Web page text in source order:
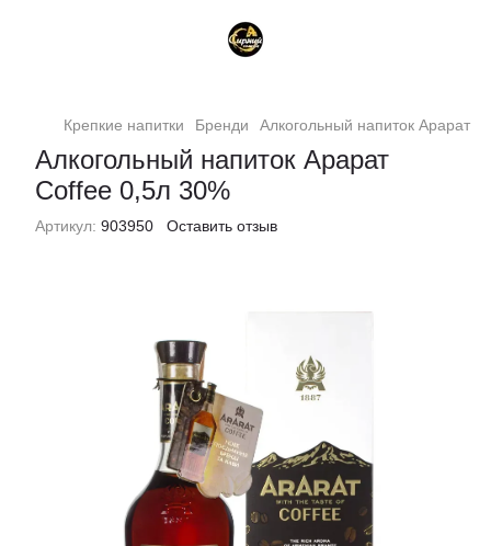
Крепкие напитки Бренди Алкогольный напиток Арарат
Алкогольный напиток Арарат
Coffee 0,5л 30%
Артикул: 903950 Оставить отзыв